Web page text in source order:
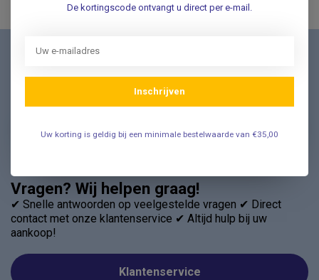
Vragen? Wij helpen graag!
✔ Snelle antwoorden op veelgestelde vragen ✔ Direct
contact met onze klantenservice ✔ Altijd hulp bij uw
aankoop!
Klantenservice
Nieuwsbrief
Schrijf u in voor onze nieuwsbrief en ontvang als eerste
nieuwe aanbiedingen Meld u nu aan ➡️
De kortingscode ontvangt u direct per e-mail.
Inschrijven
Uw korting is geldig bij een minimale bestelwaarde van €35,00